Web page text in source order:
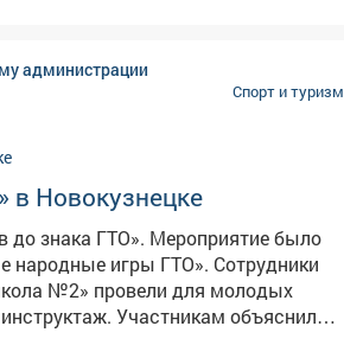
междуреченцев. В городе
трассы, городские пространства.
мастера высочайшего уровня,
Будем и дальше стараться,
для движения. Всем
и успехов во всех начинаниях!
администрации
Спорт и туризм
в Новокузнецке
до знака ГТО». Мероприятие было
игры ГТО». Сотрудники
№2» провели для молодых
Участникам объяснили